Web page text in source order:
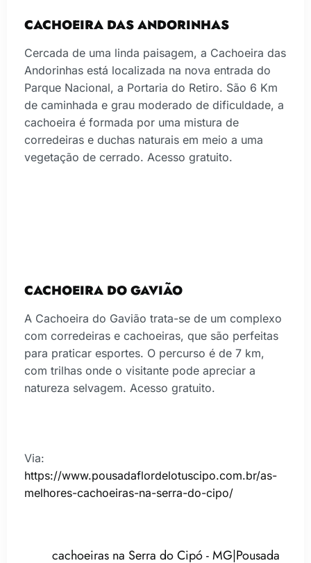
CACHOEIRA DAS ANDORINHAS
Cercada de uma linda paisagem, a Cachoeira das
Andorinhas está localizada na nova entrada do
Parque Nacional, a Portaria do Retiro. São 6 Km
de caminhada e grau moderado de dificuldade, a
cachoeira é formada por uma mistura de
corredeiras e duchas naturais em meio a uma
vegetação de cerrado. Acesso gratuito.
CACHOEIRA DO GAVIÃO
A Cachoeira do Gavião trata-se de um complexo
com corredeiras e cachoeiras, que são perfeitas
para praticar esportes. O percurso é de 7 km,
com trilhas onde o visitante pode apreciar a
natureza selvagem. Acesso gratuito.
Via:
https://www.pousadaflordelotuscipo.com.br/as-
melhores-cachoeiras-na-serra-do-cipo/
cachoeiras na Serra do Cipó - MG|Pousada